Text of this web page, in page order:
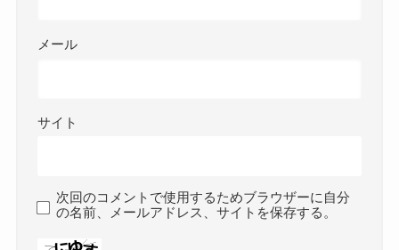
メール
サイト
次回のコメントで使用するためブラウザーに自分
の名前、メールアドレス、サイトを保存する。